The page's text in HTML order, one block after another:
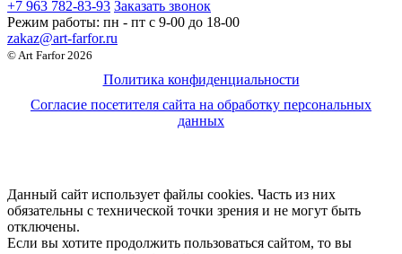
+7 963 782-83-93 Заказать звонок
Режим работы: пн - пт c 9-00 до 18-00
zakaz@art-farfor.ru
© Art Farfor 2026
Политика конфиденциальности
Согласие посетителя сайта на обработку персональных
данных
Данный сайт использует файлы cookies. Часть из них
обязательны с технической точки зрения и не могут быть
отключены.
Если вы хотите продолжить пользоваться сайтом, то вы